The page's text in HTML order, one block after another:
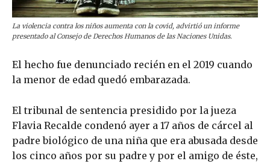
La violencia contra los niños aumenta con la covid, advirtió un informe
presentado al Consejo de Derechos Humanos de las Naciones Unidas.
El hecho fue denunciado recién en el 2019 cuando
la menor de edad quedó embarazada.
El tribunal de sentencia presidido por la jueza
Flavia Recalde condenó ayer a 17 años de cárcel al
padre biológico de una niña que era abusada desde
los cinco años por su padre y por el amigo de éste,